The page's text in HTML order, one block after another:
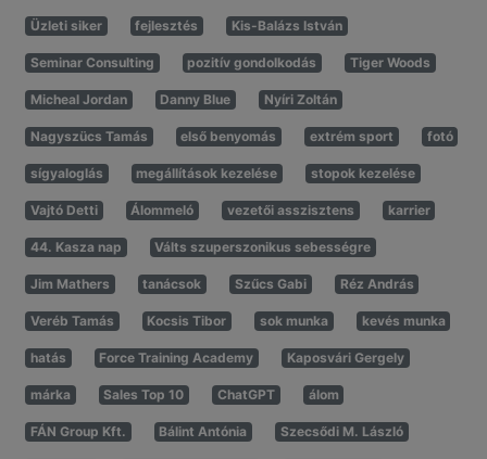
Üzleti siker fejlesztés Kis-Balázs István
Seminar Consulting pozitív gondolkodás Tiger Woods
Micheal Jordan Danny Blue Nyíri Zoltán
Nagyszücs Tamás első benyomás extrém sport fotó
sígyaloglás megállítások kezelése stopok kezelése
Vajtó Detti Álommeló vezetői asszisztens karrier
44. Kasza nap Válts szuperszonikus sebességre
Jim Mathers tanácsok Szűcs Gabi Réz András
Veréb Tamás Kocsis Tibor sok munka kevés munka
hatás Force Training Academy Kaposvári Gergely
márka Sales Top 10 ChatGPT álom
FÁN Group Kft. Bálint Antónia Szecsődi M. László